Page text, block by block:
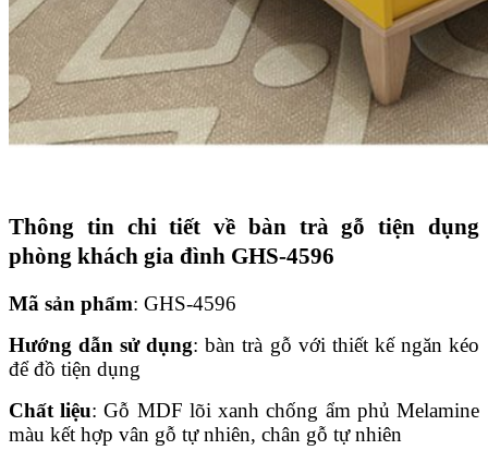
Thông tin chi tiết về bàn trà gỗ tiện dụng
phòng khách gia đình GHS-4596
Mã sản phẩm: GHS-4596
Hướng dẫn sử dụng: bàn trà gỗ với thiết kế ngăn kéo
để đồ tiện dụng
Chất liệu: Gỗ MDF lõi xanh chống ẩm phủ Melamine
màu kết hợp vân gỗ tự nhiên, chân gỗ tự nhiên